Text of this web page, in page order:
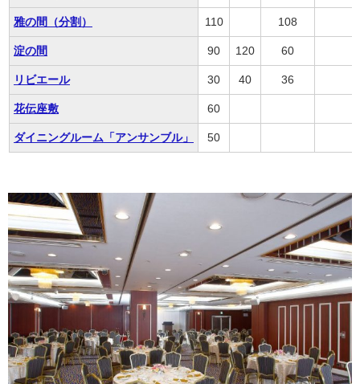
雅の間（分割） 110 108
淀の間 90 120 60
リビエール 30 40 36
花伝座敷 60
ダイニングルーム「アンサンブル」 50